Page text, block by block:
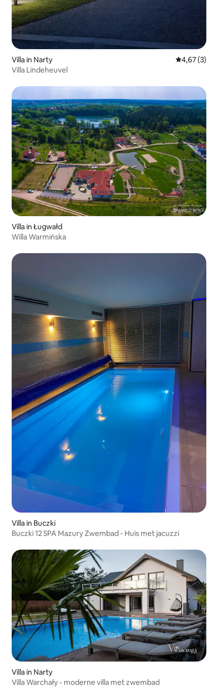
Villa in Narty
4,67 (3)
Villa Lindeheuvel
Villa in Ługwałd
Willa Warmińska
Villa in Buczki
Buczki 12 SPA Mazury Zwembad - Huis met jacuzzi
Villa in Narty
Villa Warchały - moderne villa met zwembad